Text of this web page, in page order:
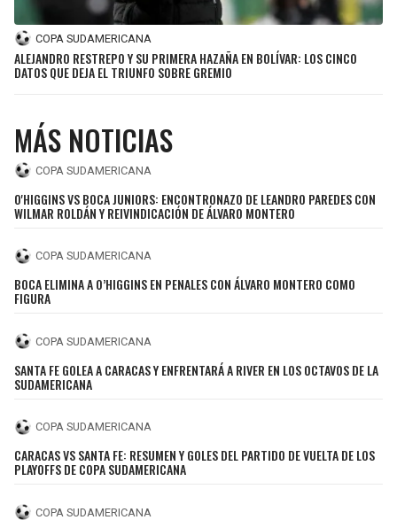
PACKERS
VIKINGS
SAINTS
BUCCANEERS
TIMBERWOLVES
THUNDER
COPA SUDAMERICANA
ALEJANDRO RESTREPO Y SU PRIMERA HAZAÑA EN BOLÍVAR: LOS CINCO
DATOS QUE DEJA EL TRIUNFO SOBRE GREMIO
MÁS NOTICIAS
COPA SUDAMERICANA
O'HIGGINS VS BOCA JUNIORS: ENCONTRONAZO DE LEANDRO PAREDES CON
WILMAR ROLDÁN Y REIVINDICACIÓN DE ÁLVARO MONTERO
COPA SUDAMERICANA
BOCA ELIMINA A O’HIGGINS EN PENALES CON ÁLVARO MONTERO COMO
FIGURA
COPA SUDAMERICANA
SANTA FE GOLEA A CARACAS Y ENFRENTARÁ A RIVER EN LOS OCTAVOS DE LA
SUDAMERICANA
COPA SUDAMERICANA
CARACAS VS SANTA FE: RESUMEN Y GOLES DEL PARTIDO DE VUELTA DE LOS
PLAYOFFS DE COPA SUDAMERICANA
COPA SUDAMERICANA